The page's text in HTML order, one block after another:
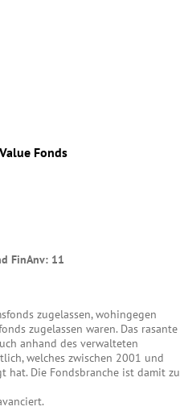
Fonds
FinAnv: 11
zugelassen, wohingegen
zugelassen waren. Das rasante
anhand des verwalteten
welches zwischen 2001 und
hat. Die Fondsbranche ist damit zu